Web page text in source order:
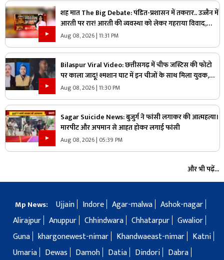
शह मात The Big Debate: पंडित-प्रशासन में तकरार.. उज्जैन में
आरती पर रार! आरती की व्यवस्था को लेकर गहराया विवाद,
आरती के अधिकार को लेकर क्यों उग्र हुए पंडित?
Aug 08, 2026 | 11:31 PM
Bilaspur Viral Video: छत्तीसगढ़ में चीफ जस्टिस की फोटो
पर काला जादू! श्मशान घाट में इन चीजों के साथ मिला युवक,
देखिए ये पूरा वीडियो
Aug 08, 2026 | 11:30 PM
Sagar Suicide News: बुजुर्ग ने फांसी लगाकर की आत्महत्या।
मारपीट और अपमान से आहत होकर लगाई फांसी
Aug 08, 2026 | 05:39 PM
और भी पढ़ें...
Mp News: Ujjain Indore Agar-malwa Ashok-nagar
Alirajpur Anuppur Chhindwara Chhatarpur Gwalior
Guna khargonewest-nimar Khandwaeast-nimar
Katni
Umaria
Dewas Damoh Datia Dindori
Dabra